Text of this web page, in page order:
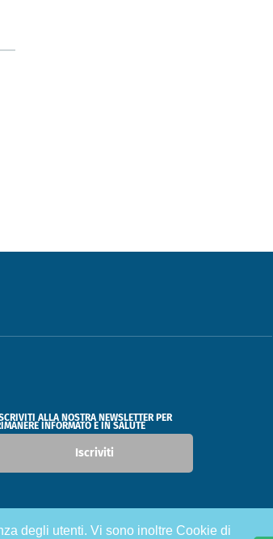
degli utenti. Vi sono inoltre Cookie di
ALLA NOSTRA NEWSLETTER PER
INFORMATO E IN SALUTE
Iscriviti